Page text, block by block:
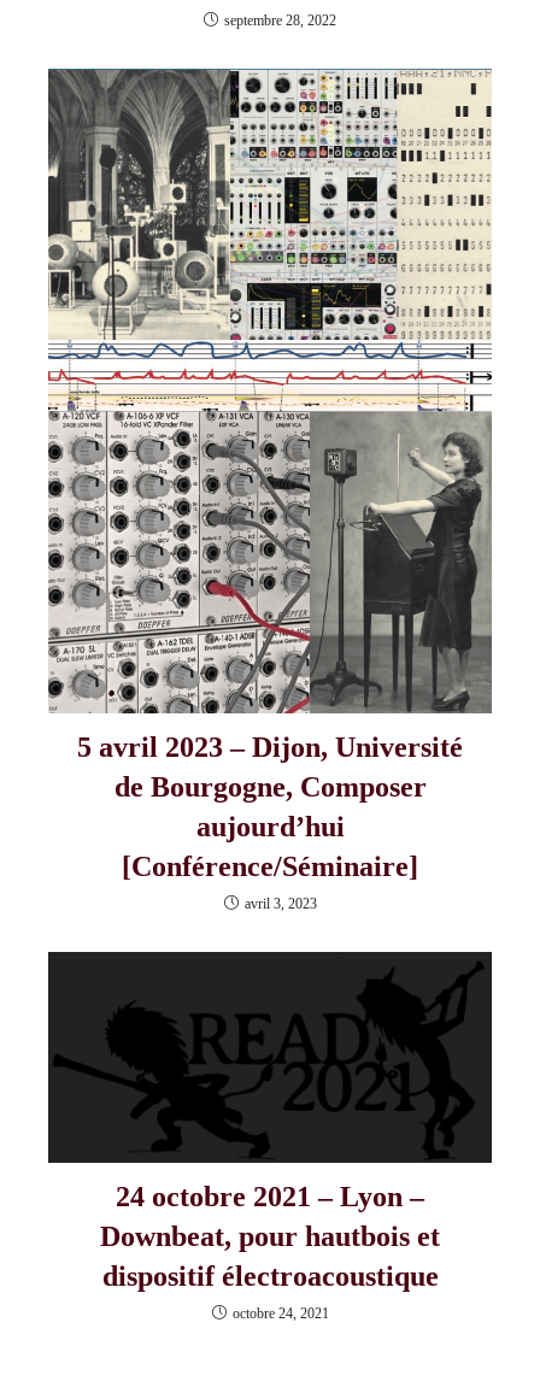
septembre 28, 2022
5 avril 2023 – Dijon, Université
de Bourgogne, Composer
aujourd’hui
[Conférence/Séminaire]
avril 3, 2023
24 octobre 2021 – Lyon –
Downbeat, pour hautbois et
dispositif électroacoustique
octobre 24, 2021